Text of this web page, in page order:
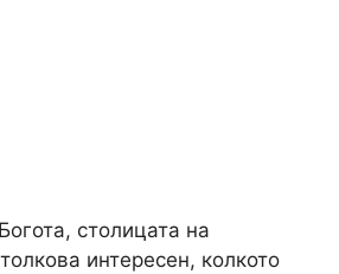
столицата на
интересен, колкото